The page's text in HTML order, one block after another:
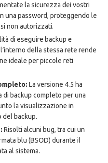
la sicurezza dei vostri
una password, proteggendo le
non autorizzati.
di eseguire backup e
della stessa rete rende
ideale per piccole reti
La versione 4.5 ha
di backup completo per una
la visualizzazione in
del backup.
Risolti alcuni bug, tra cui un
blu (BSOD) durante il
al sistema.